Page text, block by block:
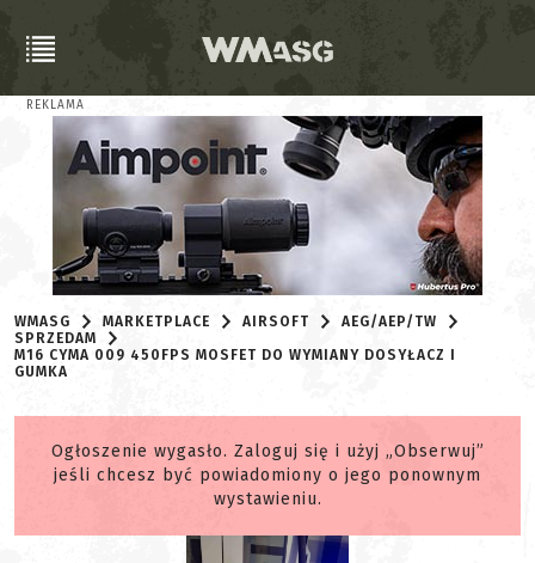
REKLAMA
WMASG MARKETPLACE AIRSOFT
AEG/AEP/TW
SPRZEDAM
M16 CYMA 009 450FPS MOSFET DO WYMIANY DOSYŁACZ I
GUMKA
Ogłoszenie wygasło. Zaloguj się i użyj „Obserwuj”
jeśli chcesz być powiadomiony o jego ponownym
wystawieniu.